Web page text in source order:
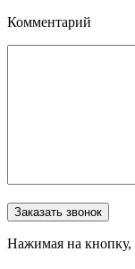
Комментарий
Оставьте это поле
Заказать звонок
Нажимая на кнопку,